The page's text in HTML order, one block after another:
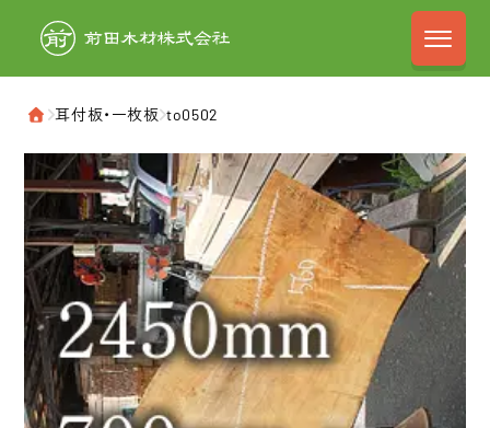
前田木材株式
ホーム
›耳付板・一枚板›to0502